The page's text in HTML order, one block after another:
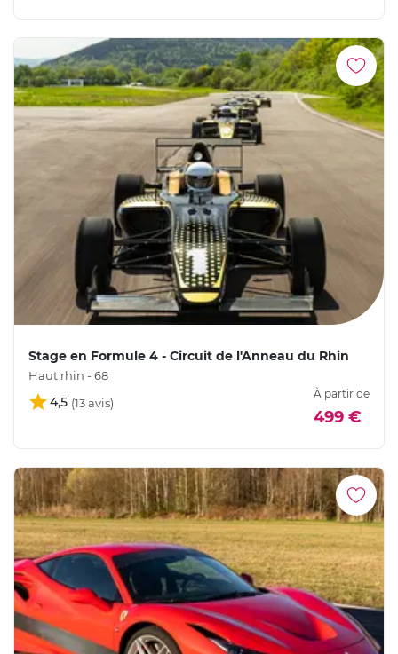
Stage en Formule 4 - Circuit de l'Anneau du Rhin
Haut rhin - 68
4,5
À partir de
499 €